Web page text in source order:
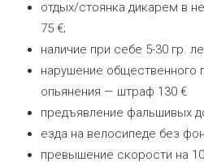
отдых/стоянка дикарем в
75 €;
наличие при себе 5-30 гр.
нарушение общественного
опьянения — штраф 130 €
предъявление фальшивых
езда на велосипеде без
превышение скорости на